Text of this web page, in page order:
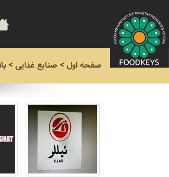
صفحه اول> صنایع غذایی>